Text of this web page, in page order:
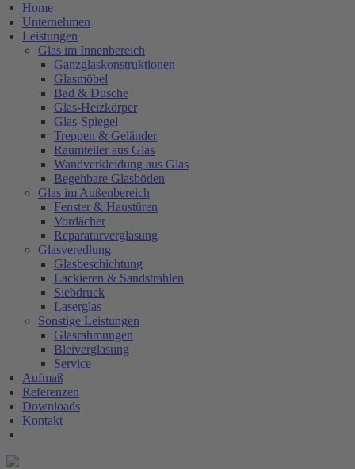
Home
Unternehmen
Leistungen
Glas im Innenbereich
Ganzglaskonstruktionen
Glasmöbel
Bad & Dusche
Glas-Heizkörper
Glas-Spiegel
Treppen & Geländer
Raumteiler aus Glas
Wandverkleidung aus Glas
Begehbare Glasböden
Glas im Außenbereich
Fenster & Haustüren
Vordächer
Reparaturverglasung
Glasveredlung
Glasbeschichtung
Lackieren & Sandstrahlen
Siebdruck
Laserglas
Sonstige Leistungen
Glasrahmungen
Bleiverglasung
Service
Aufmaß
Referenzen
Downloads
Kontakt